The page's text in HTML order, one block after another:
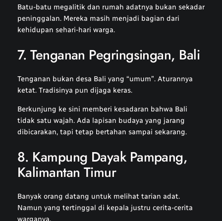
Batu-batu megalitik dan rumah adatnya bukan sekadar
peninggalan. Mereka masih menjadi bagian dari
kehidupan sehari-hari warga.
7. Tenganan Pegringsingan, Bali
Tenganan bukan desa Bali yang “umum”. Aturannya
ketat. Tradisinya pun dijaga keras.
Berkunjung ke sini memberi kesadaran bahwa Bali
tidak satu wajah. Ada lapisan budaya yang jarang
dibicarakan, tapi tetap bertahan sampai sekarang.
8. Kampung Dayak Pampang,
Kalimantan Timur
Banyak orang datang untuk melihat tarian adat.
Namun yang tertinggal di kepala justru cerita-cerita
warganya.